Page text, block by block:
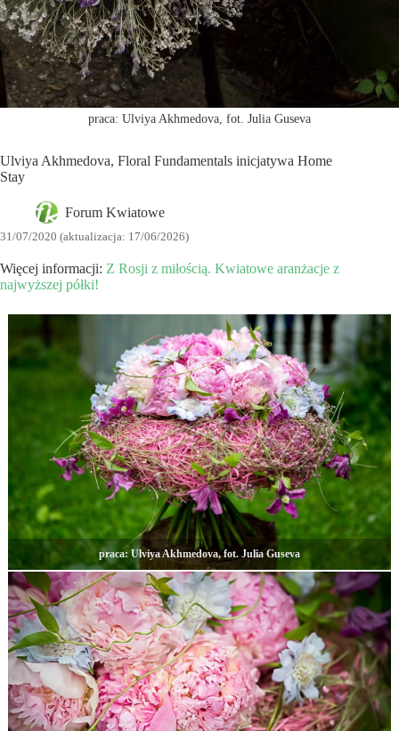
praca: Ulviya Akhmedova, fot. Julia Guseva
Ulviya Akhmedova, Floral Fundamentals inicjatywa Home
Stay
Forum Kwiatowe
31/07/2020 (aktualizacja: 17/06/2026)
Więcej informacji: Z Rosji z miłością. Kwiatowe aranżacje z
najwyższej półki!
praca: Ulviya Akhmedova, fot. Julia Guseva